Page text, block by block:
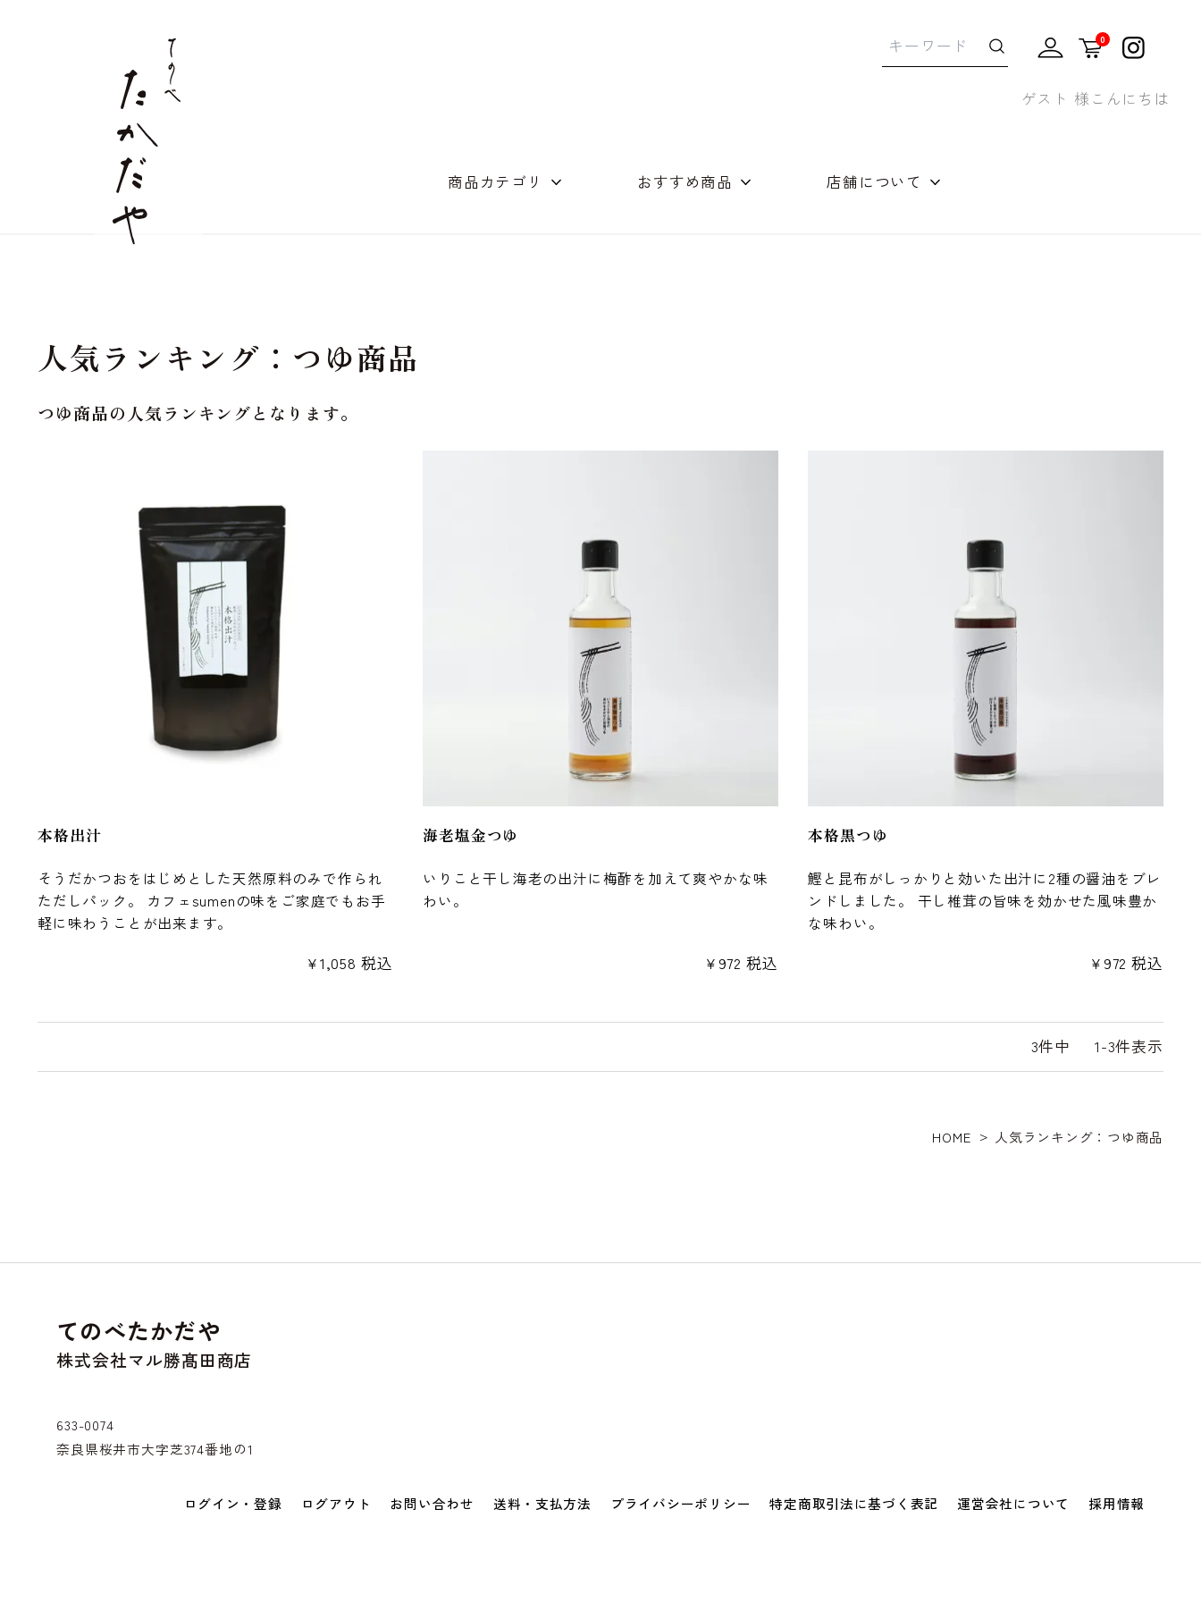
商品カテゴリ おすすめ商品 店舗について
0
ゲスト 様こんにちは
人気ランキング：つゆ商品
つゆ商品の人気ランキングとなります。
本格出汁
そうだかつおをはじめとした天然原料のみで作られ
ただしパック。 カフェsumenの味をご家庭でもお手
軽に味わうことが出来ます。
¥1,058 税込
海老塩金つゆ
いりこと干し海老の出汁に梅酢を加えて爽やかな味
わい。
¥ 972 税込
本格黒つゆ
鰹と昆布がしっかりと効いた出汁に2種の醤油をブレ
ンドしました。 干し椎茸の旨味を効かせた風味豊か
な味わい。
¥ 972 税込
3件中 1-3件表示
HOME 人気ランキング：つゆ商品
てのべたかだや
株式会社マル勝髙田商店
633-0074
奈良県桜井市大字芝374番地の1
ログイン・登録 ログアウト お問い合わせ 送料・支払方法 プライバシーポリシー 特定商取引法に基づく表記 運営会社について 採用情報